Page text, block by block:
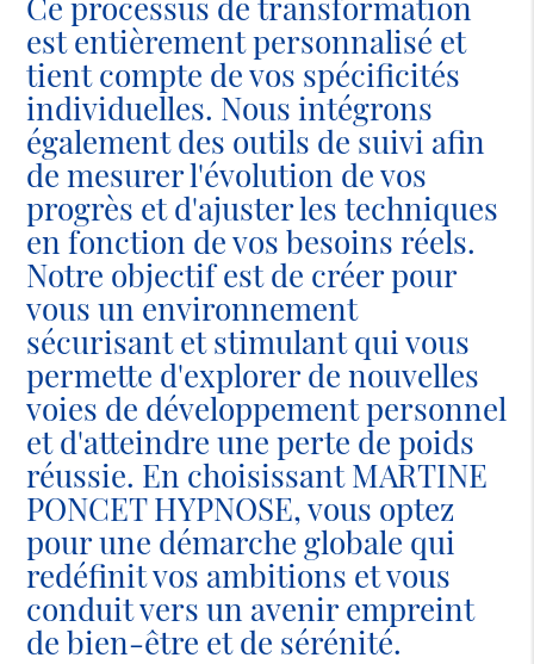
est entièrement personnalisé et
tient compte de vos spécificités
individuelles. Nous intégrons
également des outils de suivi afin
de mesurer l'évolution de vos
progrès et d'ajuster les techniques
en fonction de vos besoins réels.
Notre objectif est de créer pour
vous un environnement
sécurisant et stimulant qui vous
permette d'explorer de nouvelles
voies de développement personnel
et d'atteindre une perte de poids
réussie. En choisissant MARTINE
PONCET HYPNOSE, vous optez
pour une démarche globale qui
redéfinit vos ambitions et vous
conduit vers un avenir empreint
de bien-être et de sérénité.